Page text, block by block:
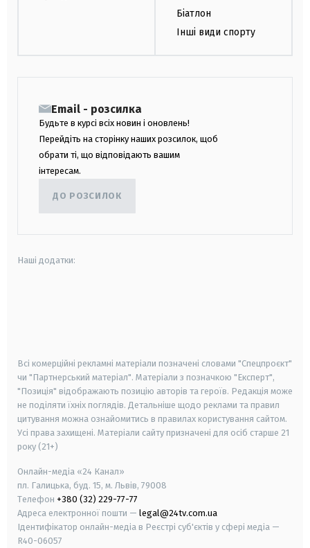
Біатлон
Інші види спорту
Email - розсилка
Будьте в курсі всіх новин і оновлень!
Перейдіть на сторінку наших розсилок, щоб
обрати ті, що відповідають вашим
інтересам.
ДО РОЗСИЛОК
Наші додатки:
Всі комерційні рекламні матеріали позначені словами "Спецпроєкт"
чи "Партнерський матеріал". Матеріали з позначкою "Експерт",
"Позиція" відображають позицію авторів та героїв. Редакція може
не поділяти їхніх поглядів. Детальніше щодо реклами та правил
цитування можна ознайомитись в правилах користування сайтом.
Усі права захищені. Матеріали сайту призначені для осіб старше 21
року (21+)
Онлайн-медіа «24 Канал»
пл. Галицька, буд. 15, м. Львів, 79008
Телефон +380 (32) 229-77-77
Адреса електронної пошти — legal@24tv.com.ua
Ідентифікатор онлайн-медіа в Реєстрі суб'єктів у сфері медіа —
R40-06057